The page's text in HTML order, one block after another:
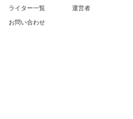
ライター一覧
お問い合わせ
運営者